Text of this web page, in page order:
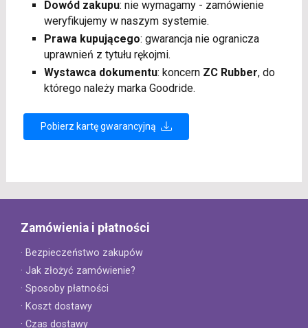
Dowód zakupu: nie wymagamy - zamówienie
weryfikujemy w naszym systemie.
Prawa kupującego: gwarancja nie ogranicza
uprawnień z tytułu rękojmi.
Wystawca dokumentu: koncern ZC Rubber, do
którego należy marka Goodride.
Pobierz kartę gwarancyjną
Zamówienia i płatności
· Bezpieczeństwo zakupów
· Jak złożyć zamówienie?
· Sposoby płatności
· Koszt dostawy
· Czas dostawy